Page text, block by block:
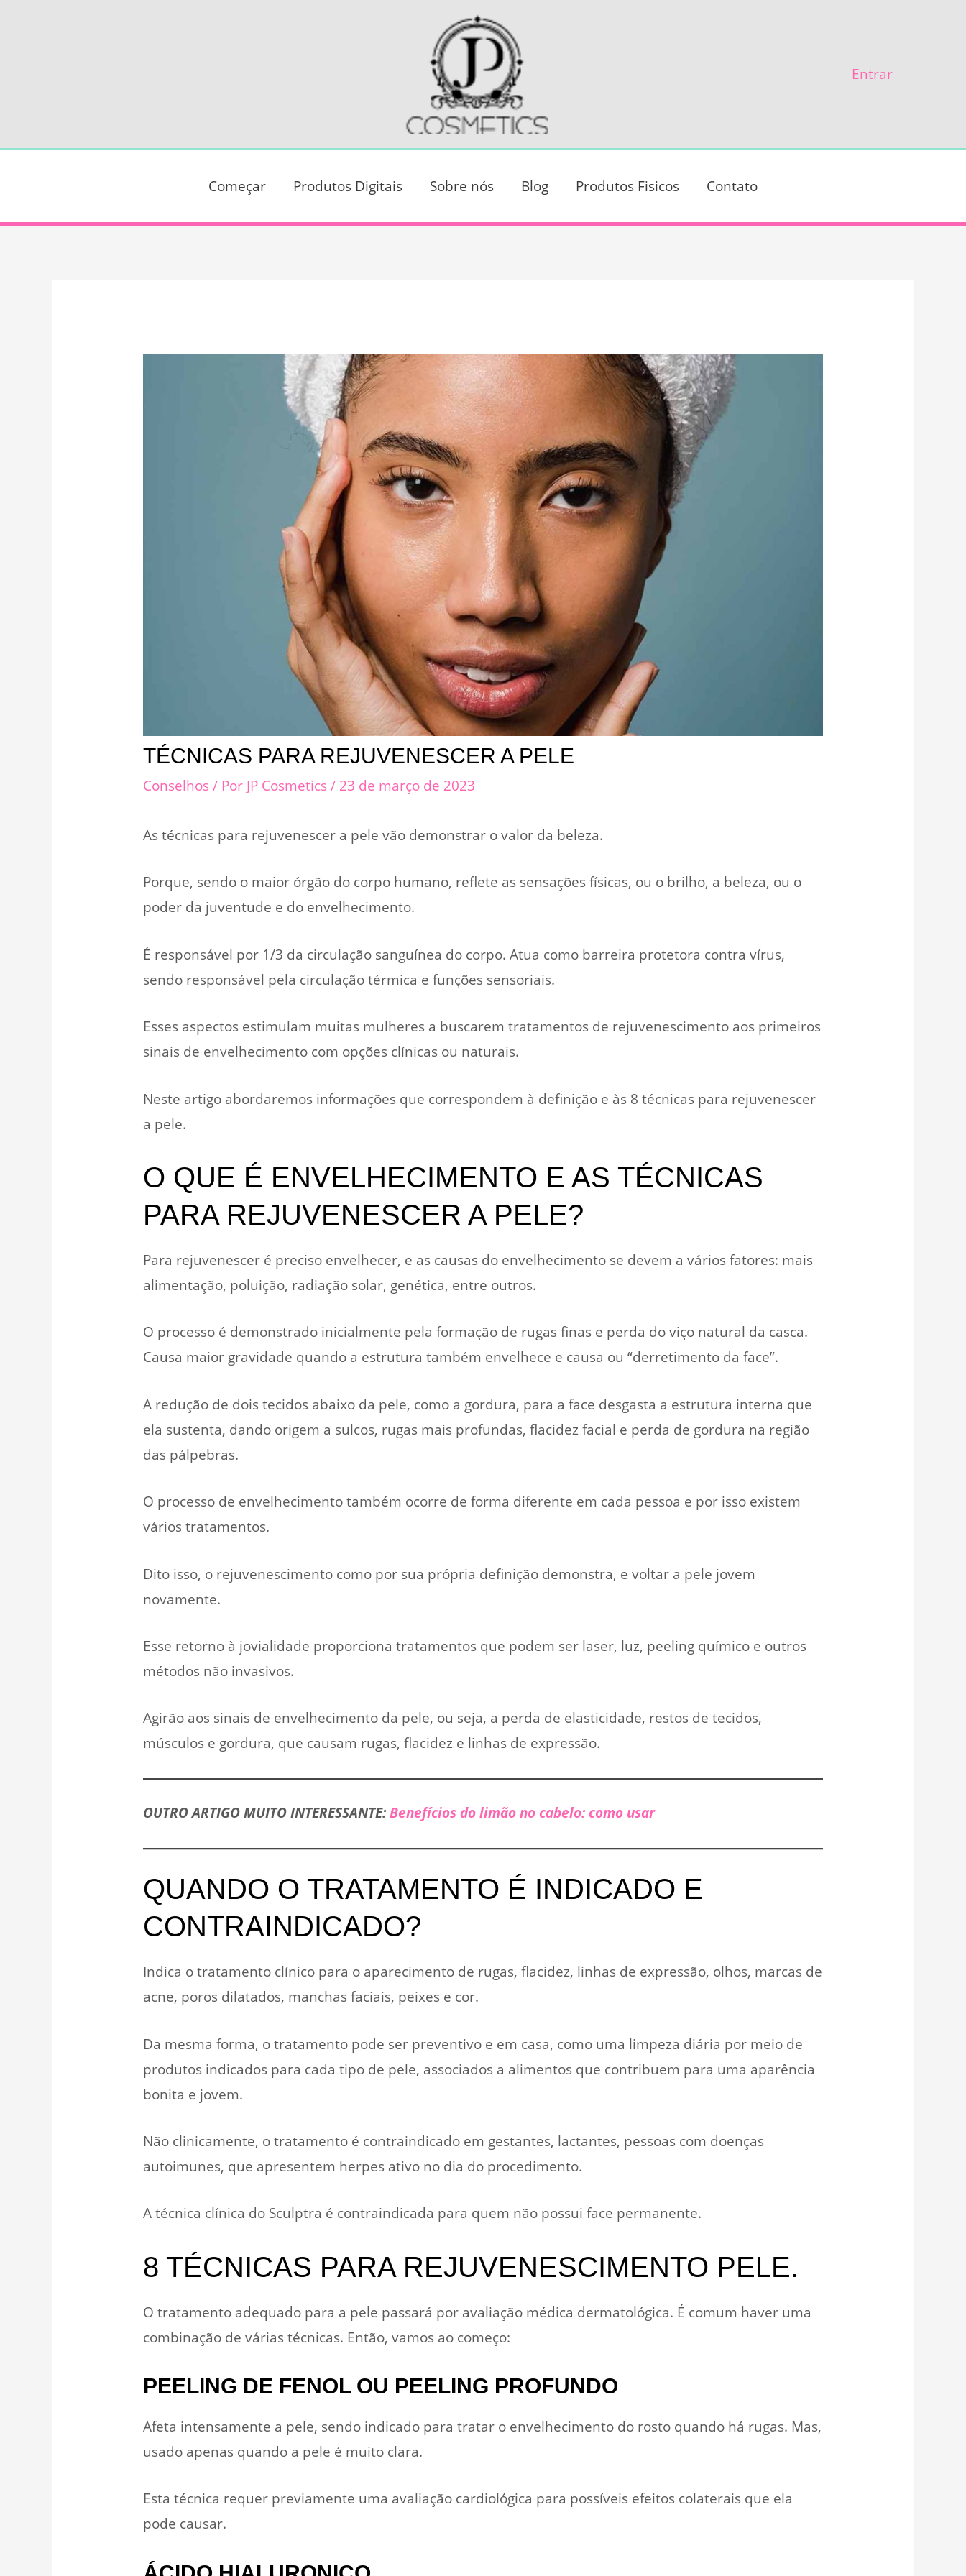
Entrar
Começar Produtos Digitais Sobre nós Blog Produtos Fisicos Contato
TÉCNICAS PARA REJUVENESCER A PELE
Conselhos / Por JP Cosmetics / 23 de março de 2023
As técnicas para rejuvenescer a pele vão demonstrar o valor da beleza.
Porque, sendo o maior órgão do corpo humano, reflete as sensações físicas, ou o brilho, a beleza, ou o
poder da juventude e do envelhecimento.
É responsável por 1/3 da circulação sanguínea do corpo. Atua como barreira protetora contra vírus,
sendo responsável pela circulação térmica e funções sensoriais.
Esses aspectos estimulam muitas mulheres a buscarem tratamentos de rejuvenescimento aos primeiros
sinais de envelhecimento com opções clínicas ou naturais.
Neste artigo abordaremos informações que correspondem à definição e às 8 técnicas para rejuvenescer
a pele.
O QUE É ENVELHECIMENTO E AS TÉCNICAS
PARA REJUVENESCER A PELE?
Para rejuvenescer é preciso envelhecer, e as causas do envelhecimento se devem a vários fatores: mais
alimentação, poluição, radiação solar, genética, entre outros.
O processo é demonstrado inicialmente pela formação de rugas finas e perda do viço natural da casca.
Causa maior gravidade quando a estrutura também envelhece e causa ou “derretimento da face”.
A redução de dois tecidos abaixo da pele, como a gordura, para a face desgasta a estrutura interna que
ela sustenta, dando origem a sulcos, rugas mais profundas, flacidez facial e perda de gordura na região
das pálpebras.
O processo de envelhecimento também ocorre de forma diferente em cada pessoa e por isso existem
vários tratamentos.
Dito isso, o rejuvenescimento como por sua própria definição demonstra, e voltar a pele jovem
novamente.
Esse retorno à jovialidade proporciona tratamentos que podem ser laser, luz, peeling químico e outros
métodos não invasivos.
Agirão aos sinais de envelhecimento da pele, ou seja, a perda de elasticidade, restos de tecidos,
músculos e gordura, que causam rugas, flacidez e linhas de expressão.
OUTRO ARTIGO MUITO INTERESSANTE: Benefícios do limão no cabelo: como usar
QUANDO O TRATAMENTO É INDICADO E
CONTRAINDICADO?
Indica o tratamento clínico para o aparecimento de rugas, flacidez, linhas de expressão, olhos, marcas de
acne, poros dilatados, manchas faciais, peixes e cor.
Da mesma forma, o tratamento pode ser preventivo e em casa, como uma limpeza diária por meio de
produtos indicados para cada tipo de pele, associados a alimentos que contribuem para uma aparência
bonita e jovem.
Não clinicamente, o tratamento é contraindicado em gestantes, lactantes, pessoas com doenças
autoimunes, que apresentem herpes ativo no dia do procedimento.
A técnica clínica do Sculptra é contraindicada para quem não possui face permanente.
8 TÉCNICAS PARA REJUVENESCIMENTO PELE.
O tratamento adequado para a pele passará por avaliação médica dermatológica. É comum haver uma
combinação de várias técnicas. Então, vamos ao começo:
PEELING DE FENOL OU PEELING PROFUNDO
Afeta intensamente a pele, sendo indicado para tratar o envelhecimento do rosto quando há rugas. Mas,
usado apenas quando a pele é muito clara.
Esta técnica requer previamente uma avaliação cardiológica para possíveis efeitos colaterais que ela
pode causar.